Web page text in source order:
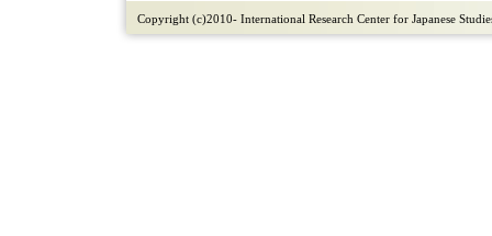
Copyright (c)2010- International Research Center for Japanese